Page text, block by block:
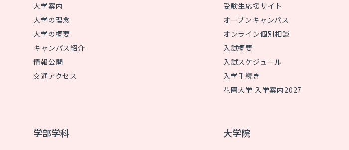
大学案内
大学の理念
大学の概要
キャンパス紹介
情報公開
交通アクセス
受験生応援サイト
オープンキャンパス
オンライン個別相談
入試概要
入試スケジュール
入学手続き
花園大学 入学案内2027
学部学科 大学院